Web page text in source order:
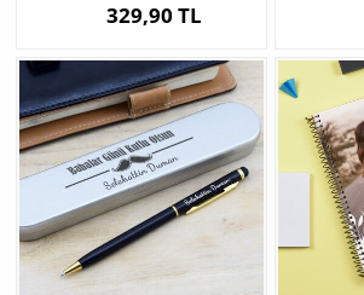
329,90 TL